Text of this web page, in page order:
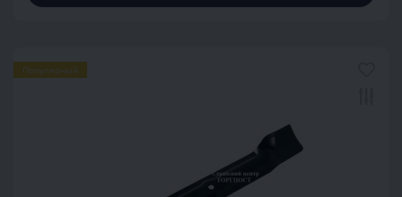
Популярный